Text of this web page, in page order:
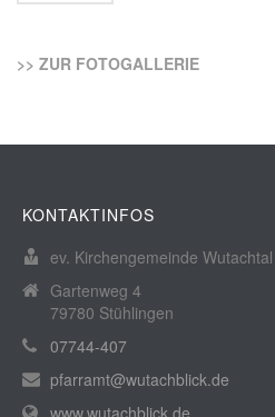
>> ZUR FOTOGALLERIE
KONTAKTINFOS
ev. Kirchengemeinde Wutachtal
Gartenweg 4
79780 Stühlingen
07744-407
pfarramt@wutachblick.de